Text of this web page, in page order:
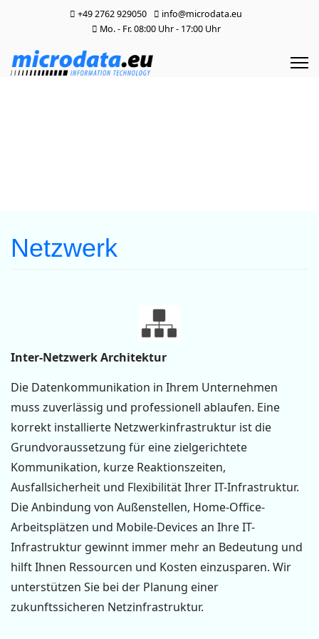
+49 2762 929050
info@microdata.eu
Mo. - Fr. 08:00 Uhr - 17:00 Uhr
Netzwerk
Inter-Netzwerk Architektur
Die Datenkommunikation in Ihrem Unternehmen
muss zuverlässig und professionell ablaufen. Eine
korrekt installierte Netzwerkinfrastruktur ist die
Grundvoraussetzung für eine zielgerichtete
Kommunikation, kurze Reaktionszeiten,
Ausfallsicherheit und Flexibilität Ihrer IT-Infrastruktur.
Die Anbindung von Außenstellen, Home-Office-
Arbeitsplätzen und Mobile-Devices an Ihre IT-
Infrastruktur gewinnt immer mehr an Bedeutung und
hilft Ihnen Ressourcen und Kosten einzusparen. Wir
unterstützen Sie bei der Planung einer
zukunftssicheren Netzinfrastruktur.